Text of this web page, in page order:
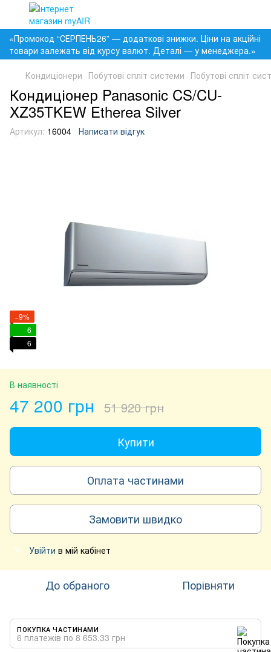
«Промокод “СЕРПЕНЬ26” — додаткові знижки. Ціни на акційні
товари залежать від курсу валют. Деталі — у менеджера.»
Кондиціонери Побутові спліт системи Побутові спліт
Кондиціонер Panasonic CS/CU-
XZ35TKEW Etherea Silver
Артикул: 16004 Написати відгук
−9%
6
6
В наявності
47 200 грн 51 920 грн
Купити
Оплата частинами
Замовити швидко
% Увійти в мій кабінет
До обраного Порівняти
ПОКУПКА ЧАСТИНАМИ
6 платежів по 8 653.33 грн